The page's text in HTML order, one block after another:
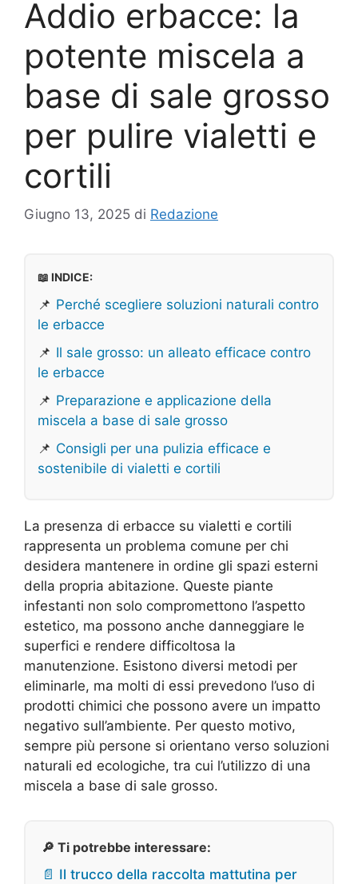
Addio erbacce: la
potente miscela a
base di sale grosso
per pulire vialetti e
cortili
Giugno 13, 2025 di Redazione
📖 INDICE:
📌 Perché scegliere soluzioni naturali contro
le erbacce
📌 Il sale grosso: un alleato efficace contro
le erbacce
📌 Preparazione e applicazione della
miscela a base di sale grosso
📌 Consigli per una pulizia efficace e
sostenibile di vialetti e cortili
La presenza di erbacce su vialetti e cortili
rappresenta un problema comune per chi
desidera mantenere in ordine gli spazi esterni
della propria abitazione. Queste piante
infestanti non solo compromettono l’aspetto
estetico, ma possono anche danneggiare le
superfici e rendere difficoltosa la
manutenzione. Esistono diversi metodi per
eliminarle, ma molti di essi prevedono l’uso di
prodotti chimici che possono avere un impatto
negativo sull’ambiente. Per questo motivo,
sempre più persone si orientano verso soluzioni
naturali ed ecologiche, tra cui l’utilizzo di una
miscela a base di sale grosso.
🔎 Ti potrebbe interessare:
📄 Il trucco della raccolta mattutina per